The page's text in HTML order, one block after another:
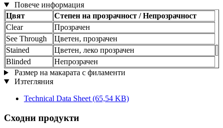
Повече информация
Цвят
Степен на прозрачност / Непрозрачност
Clear
Прозрачен
See Through
Цветен, прозрачен
Stained
Цветен, леко прозрачен
Blinded
Непрозрачен
Размер на макарата с филаменти
Изтегляния
Technical Data Sheet (65,54 KB)
Сходни продукти